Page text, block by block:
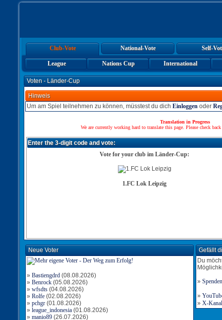
Club-Vote National-Vote Self-
League Nations Cup International
Voten - Länder-Cup
Hinweis
Um am Spiel teilnehmen zu können, müsstest du dich Einloggen oder
Translation in Progress
We are currently working hard to translate this page. Please check
Enter the 3-digit code and vote:
Vote for your club im Länder-Cup:
1.FC Lok Leipzig
Neue Voter
» Bastiengdrd (08.08.2026)
» Benrock (05.08.2026)
» wfsdts (04.08.2026)
» Rolfe (02.08.2026)
» pchgr (01.08.2026)
» league_indonesia (01.08.2026)
» manio89 (26.07.2026)
Gefällt
Du
» Spenden
»
» X-